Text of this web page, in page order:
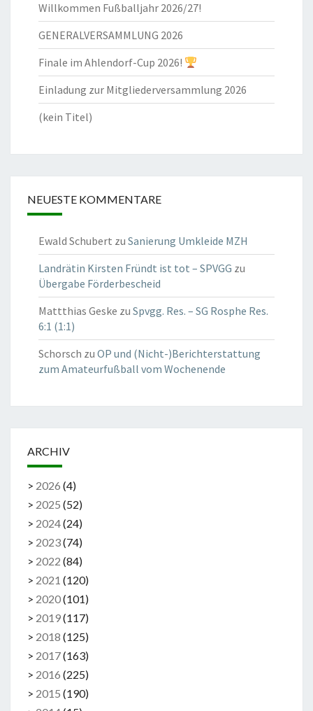
Willkommen Fußballjahr 2026/27!
GENERALVERSAMMLUNG 2026
Finale im Ahlendorf-Cup 2026!
Einladung zur Mitgliederversammlung 2026
(kein Titel)
NEUESTE KOMMENTARE
Ewald Schubert zu Sanierung Umkleide MZH
Landrätin Kirsten Fründt ist tot – SPVGG zu
Übergabe Förderbescheid
Mattthias Geske zu Spvgg. Res. – SG Rosphe Res.
6:1 (1:1)
Schorsch zu OP und (Nicht-)Berichterstattung
zum Amateurfußball vom Wochenende
ARCHIV
> 2026 (4)
> 2025 (52)
> 2024(24)
> 2023(74)
> 2022 (84)
> 2021 (120)
> 2020(101)
> 2019(117)
> 2018 (125)
> 2017(163)
> 2016 (225)
> 2015 (190)